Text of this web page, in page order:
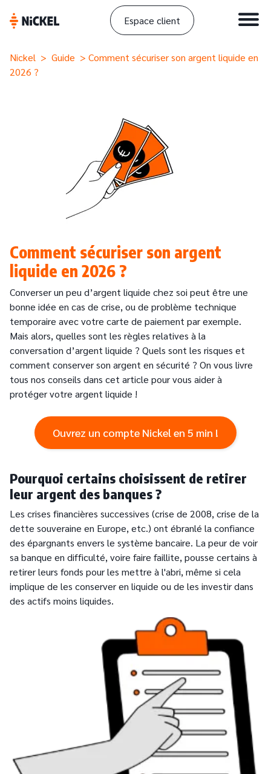
Espace client
Nickel > Guide > Comment sécuriser son argent liquide en
2026 ?
Comment sécuriser son argent
liquide en 2026 ?
Converser un peu d’argent liquide chez soi peut être une
bonne idée en cas de crise, ou de problème technique
temporaire avec votre carte de paiement par exemple.
Mais alors, quelles sont les règles relatives à la
conversation d’argent liquide ? Quels sont les risques et
comment conserver son argent en sécurité ? On vous livre
tous nos conseils dans cet article pour vous aider à
protéger votre argent liquide !
Ouvrez un compte Nickel en 5 min !
Pourquoi certains choisissent de retirer
leur argent des banques ?
Les crises financières successives (crise de 2008, crise de la
dette souveraine en Europe, etc.) ont ébranlé la confiance
des épargnants envers le système bancaire. La peur de voir
sa banque en difficulté, voire faire faillite, pousse certains à
retirer leurs fonds pour les mettre à l'abri, même si cela
implique de les conserver en liquide ou de les investir dans
des actifs moins liquides.